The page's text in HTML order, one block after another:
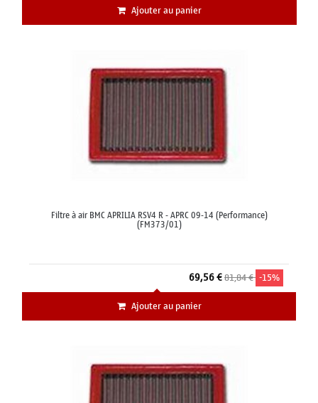
Ajouter au panier
Filtre à air BMC APRILIA RSV4 R - APRC 09-14 (Performance)
(FM373/01)
69,56 €81,84 € -15%
Ajouter au panier